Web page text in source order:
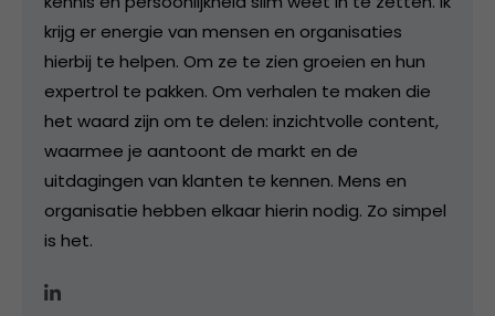
krijg er energie van mensen en organisaties
hierbij te helpen. Om ze te zien groeien en hun
expertrol te pakken. Om verhalen te maken die
het waard zijn om te delen: inzichtvolle content,
waarmee je aantoont de markt en de
uitdagingen van klanten te kennen. Mens en
organisatie hebben elkaar hierin nodig. Zo simpel
is het.